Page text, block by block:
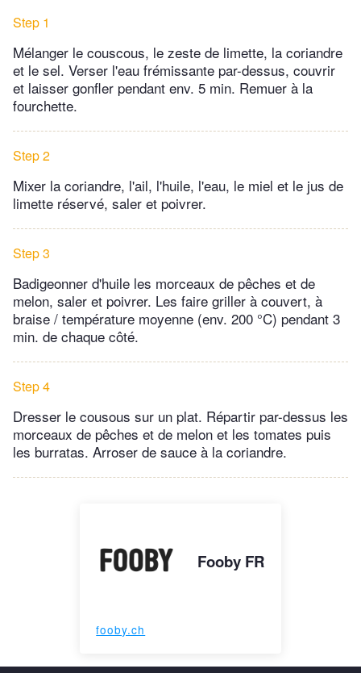
Step 1
Mélanger le couscous, le zeste de limette, la coriandre
et le sel. Verser l'eau frémissante par-dessus, couvrir
et laisser gonfler pendant env. 5 min. Remuer à la
fourchette.
Step 2
Mixer la coriandre, l'ail, l'huile, l'eau, le miel et le jus de
limette réservé, saler et poivrer.
Step 3
Badigeonner d'huile les morceaux de pêches et de
melon, saler et poivrer. Les faire griller à couvert, à
braise / température moyenne (env. 200 °C) pendant 3
min. de chaque côté.
Step 4
Dresser le cousous sur un plat. Répartir par-dessus les
morceaux de pêches et de melon et les tomates puis
les burratas. Arroser de sauce à la coriandre.
Fooby FR
fooby.ch